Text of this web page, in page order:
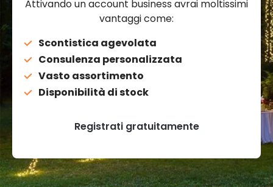
Attivando un account business avrai moltissimi
vantaggi come:
Scontistica agevolata
Consulenza personalizzata
Vasto assortimento
Disponibilità di stock
Registrati gratuitamente